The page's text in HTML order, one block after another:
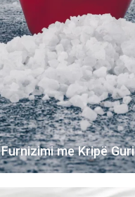
Furnizimi me Kripë Guri